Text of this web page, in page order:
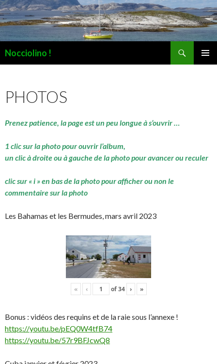
Nocciolino !
PHOTOS
Prenez patience, la page est un peu longue à s’ouvrir …
1 clic sur la photo pour ouvrir l’album,
un clic à droite ou à gauche de la photo pour avancer ou reculer
clic sur « i » en bas de la photo pour afficher ou non le
commentaire sur la photo
Les Bahamas et les Bermudes, mars avril 2023
« ‹ of34 › »
Bonus : vidéos des requins et de la raie sous l’annexe !
https://youtu.be/pEQ0W4tfB74
https://youtu.be/57r9BFJcwQ8